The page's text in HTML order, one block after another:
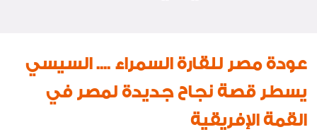
لقاءات واجتماعات
تعاقدات جديدة
عودة مصر للقارة السمراء .... السيسي
يسطر قصة نجاح جديدة لمصر في
القمة الإفريقية